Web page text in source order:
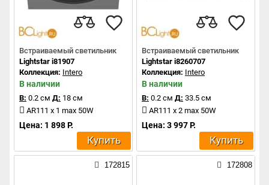
Встраиваемый светильник
Lightstar i81907
Коллекция: Intero
В наличии
В: 0.2 см Д: 18 см
AR111 x 1 max 50W
Цена: 1 898 Р.
Купить
Встраиваемый светильник
Lightstar i8260707
Коллекция: Intero
В наличии
В: 0.2 см Д: 33.5 см
AR111 x 2 max 50W
Цена: 3 997 Р.
Купить
172815 172808